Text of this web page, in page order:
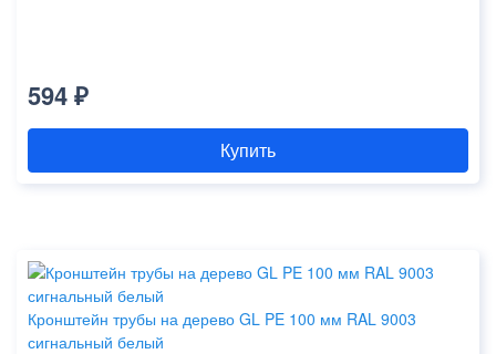
594 ₽
Купить
Кронштейн трубы на дерево GL PE 100 мм RAL 9003
сигнальный белый